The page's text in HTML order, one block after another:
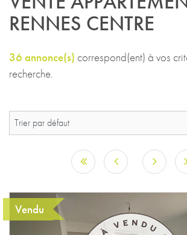
RENNES CENTRE
36 annonce(s) correspond(ent) à vos
recherche.
Trier par défaut
Vendu